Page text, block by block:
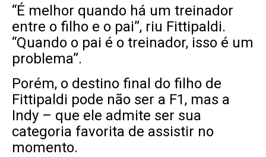
“É melhor quando há um treinador
entre o filho e o pai”, riu Fittipaldi.
“Quando o pai é o treinador, isso é um
problema”.
Porém, o destino final do filho de
Fittipaldi pode não ser a F1, mas a
Indy – que ele admite ser sua
categoria favorita de assistir no
momento.